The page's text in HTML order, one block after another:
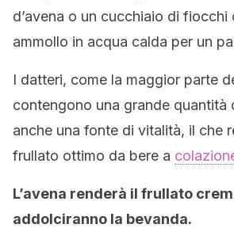
d’avena o un cucchiaio di fiocchi
ammollo in acqua calda per un
I datteri, come la maggior parte
contengono una grande quantità
anche una fonte di vitalità, il che
frullato ottimo da bere a
L’avena renderà il frullato
addolciranno la bevanda.